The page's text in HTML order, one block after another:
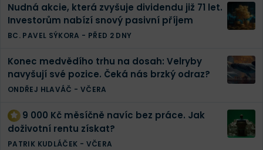
Nudná akcie, která zvyšuje dividendu již 71 let.
Investorům nabízí snový pasivní příjem
BC. PAVEL SÝKORA - PŘED 2 DNY
Konec medvědího trhu na dosah: Velryby
navyšují své pozice. Čeká nás brzký odraz?
ONDŘEJ HLAVÁČ - VČERA
9 000 Kč měsíčně navíc bez práce. Jak
doživotní rentu získat?
PATRIK KUDLÁČEK - VČERA